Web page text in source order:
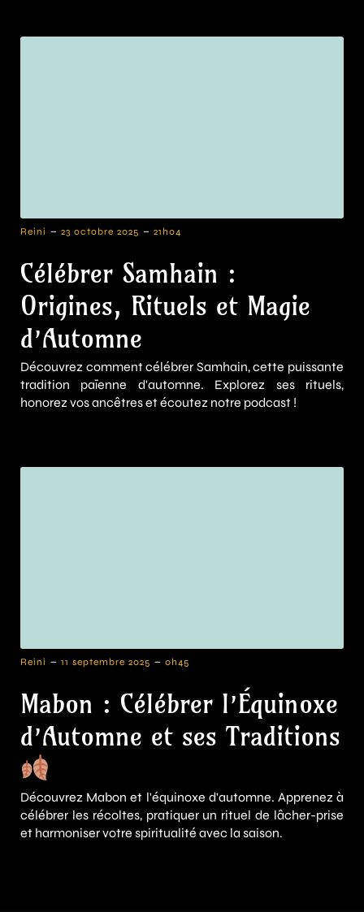
Reini - 23 octobre 2025 - 21h04
Célébrer Samhain :
Origines, Rituels et Magie
d’Automne
Découvrez comment célébrer Samhain, cette puissante
tradition païenne d'automne. Explorez ses rituels,
honorez vos ancêtres et écoutez notre podcast !
Reini - 11 septembre 2025 - 0h45
Mabon : Célébrer l’Équinoxe
d’Automne et ses Traditions
Découvrez Mabon et l'équinoxe d'automne. Apprenez à
célébrer les récoltes, pratiquer un rituel de lâcher-prise
et harmoniser votre spiritualité avec la saison.